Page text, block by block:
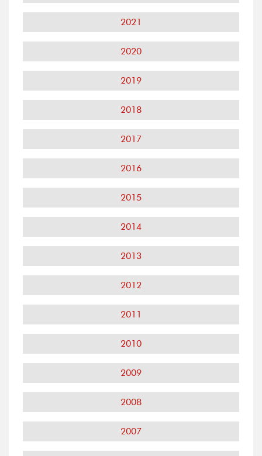
2021
2020
2019
2018
2017
2016
2015
2014
2013
2012
2011
2010
2009
2008
2007